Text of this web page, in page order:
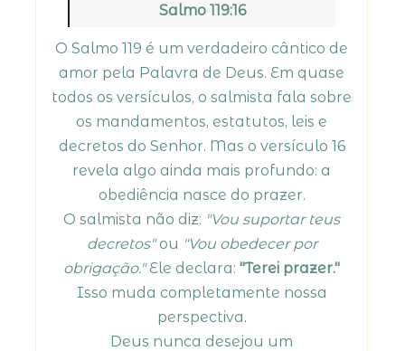
Salmo 119:16
O Salmo 119 é um verdadeiro cântico de
amor pela Palavra de Deus. Em quase
todos os versículos, o salmista fala sobre
os mandamentos, estatutos, leis e
decretos do Senhor. Mas o versículo 16
revela algo ainda mais profundo: a
obediência nasce do prazer.
O salmista não diz: "Vou suportar teus
decretos"ou "Vou obedecer por
obrigação."Ele declara: "Terei prazer."
Isso muda completamente nossa
perspectiva.
Deus nunca desejou um